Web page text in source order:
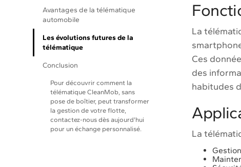
Avantages de la télématique
automobile
Les évolutions futures de la
télématique
Conclusion
Pour découvrir comment la
télématique CleanMob, sans
pose de boîtier, peut transformer
la gestion de votre flotte,
contactez-nous dès aujourd'hui
pour un échange personnalisé.
La
Ces
des
habitudes
La